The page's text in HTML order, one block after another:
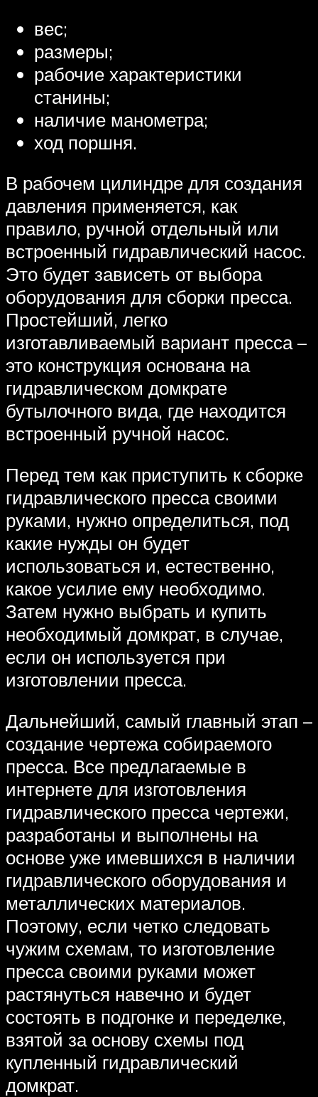
вес;
размеры;
рабочие характеристики
станины;
наличие манометра;
ход поршня.
В рабочем цилиндре для создания
давления применяется, как
правило, ручной отдельный или
встроенный гидравлический насос.
Это будет зависеть от выбора
оборудования для сборки пресса.
Простейший, легко
изготавливаемый вариант пресса –
это конструкция основана на
гидравлическом домкрате
бутылочного вида, где находится
встроенный ручной насос.
Перед тем как приступить к сборке
гидравлического пресса своими
руками, нужно определиться, под
какие нужды он будет
использоваться и, естественно,
какое усилие ему необходимо.
Затем нужно выбрать и купить
необходимый домкрат, в случае,
если он используется при
изготовлении пресса.
Дальнейший, самый главный этап –
создание чертежа собираемого
пресса. Все предлагаемые в
интернете для изготовления
гидравлического пресса чертежи,
разработаны и выполнены на
основе уже имевшихся в наличии
гидравлического оборудования и
металлических материалов.
Поэтому, если четко следовать
чужим схемам, то изготовление
пресса своими руками может
растянуться навечно и будет
состоять в подгонке и переделке,
взятой за основу схемы под
купленный гидравлический
домкрат.